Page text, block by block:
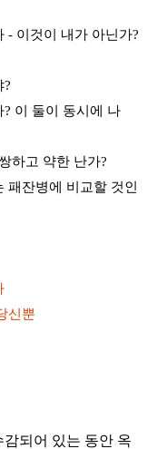
- 이것이 내가 아닌가?
?
이 둘이 동시에 나
하고 약한 난가?
잔병에 비교할 것인
신뿐
되어 있는 동안 옥